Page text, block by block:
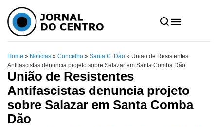
Home » Notícias » Concelho » Santa C. Dão » União de Resistentes
Antifascistas denuncia projeto sobre Salazar em Santa Comba Dão
União de Resistentes
Antifascistas denuncia projeto
sobre Salazar em Santa Comba
Dão